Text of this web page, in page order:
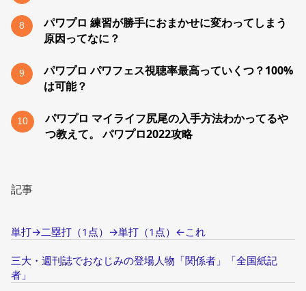
8
パワプロ 練習が勝手におまかせに変わってしまう
原因ってなに？
9
パワプロ パワフェス視聴率最高っていくつ？100%
は可能？
10
パワプロ マイライフ尻尾の入手方法わかってるや
つ教えて。 パワプロ2022攻略
記事
単打→二塁打（1点）→単打（1点）←これ
三大・週刊誌でおなじみの登場人物「関係者」「全国紙記
者」